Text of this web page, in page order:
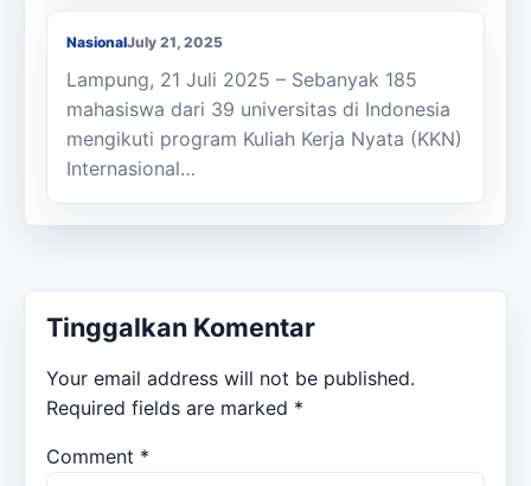
NasionalJuly 21, 2025
Lampung, 21 Juli 2025 – Sebanyak 185
mahasiswa dari 39 universitas di Indonesia
mengikuti program Kuliah Kerja Nyata (KKN)
Internasional…
Tinggalkan Komentar
Your email address will not be published.
Required fields are marked *
Comment *